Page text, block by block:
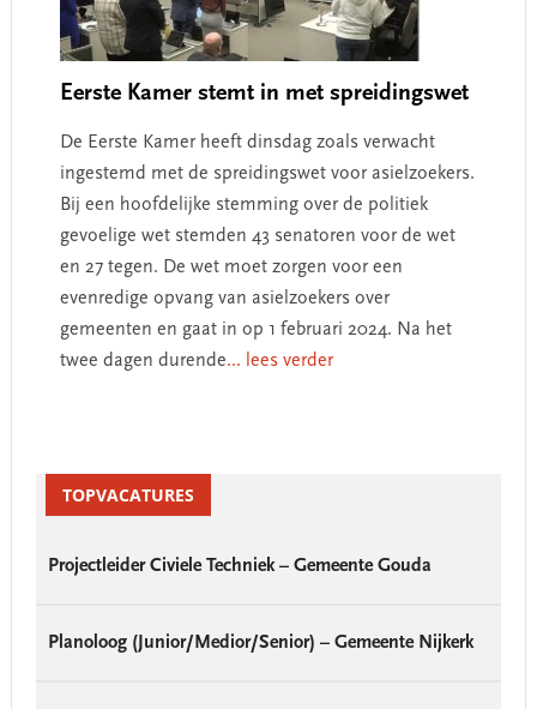
Eerste Kamer stemt in met spreidingswet
De Eerste Kamer heeft dinsdag zoals verwacht
ingestemd met de spreidingswet voor asielzoekers.
Bij een hoofdelijke stemming over de politiek
gevoelige wet stemden 43 senatoren voor de wet
en 27 tegen. De wet moet zorgen voor een
evenredige opvang van asielzoekers over
gemeenten en gaat in op 1 februari 2024. Na het
twee dagen durende... lees verder
SidebarTOPVACATURES
Projectleider Civiele Techniek – Gemeente Gouda
Planoloog (Junior/Medior/Senior) – Gemeente Nijkerk